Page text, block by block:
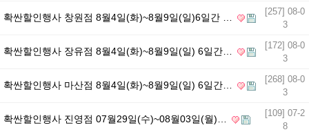
확싼할인행사 창원점 8월4일(화)~8월9일(일)6일간 …
[257] 08-0
3
확싼할인행사 장유점 8월4일(화)~8월9일(일) 6일간…
[172] 08-0
3
확싼할인행사 마산점 8월4일(화)~8월9일(일) 6일간…
[268] 08-0
3
확싼할인행사 진영점 07월29일(수)~08월03일(월)…
[109] 07-2
8